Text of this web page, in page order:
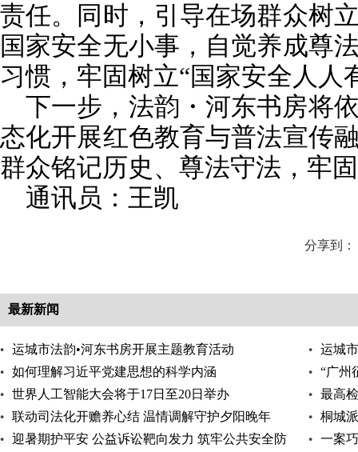
责任。同时，引导在场群众树
国家安全无小事，自觉养成尊
习惯，牢固树立“国家安全人人
下一步，法韵・河东书房将
态化开展红色教育与普法宣传
群众铭记历史、尊法守法，牢
通讯员：王凯
分享到：
最新新闻
运城市法韵•河东书房开展主题教育活动
运城
题培训
如何理解习近平党建思想的科学内涵
“广州
世界人工智能大会将于17日至20日举办
最高
联动司法化开赡养心结 温情调解守护夕阳晚年
桐城
迎暑期护平安 公益诉讼靶向发力 筑牢公共安全防
一案